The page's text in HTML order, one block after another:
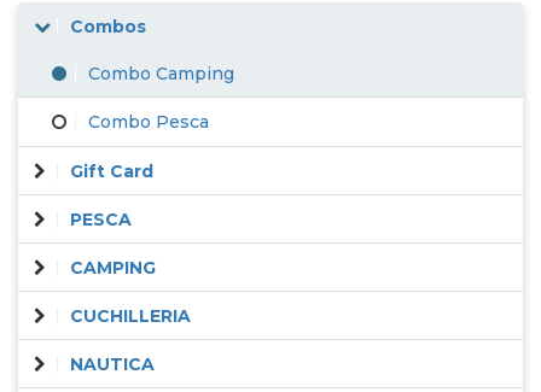
Combos
Combo Camping
Combo Pesca
Gift Card
PESCA
CAMPING
CUCHILLERIA
NAUTICA